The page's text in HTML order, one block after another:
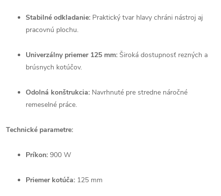
Stabilné odkladanie: Praktický tvar hlavy chráni nástroj aj
pracovnú plochu.
Univerzálny priemer 125 mm: Široká dostupnosť rezných a
brúsnych kotúčov.
Odolná konštrukcia: Navrhnuté pre stredne náročné
remeselné práce.
Technické parametre:
Príkon: 900 W
Priemer kotúča: 125 mm